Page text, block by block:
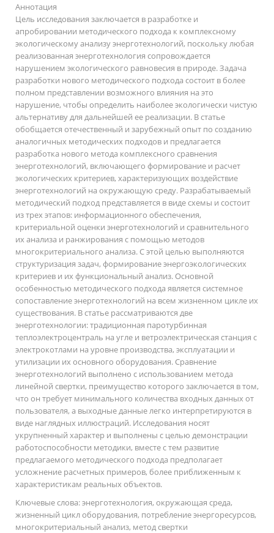
Аннотация
Цель исследования заключается в разработке и
апробировании методического подхода к комплексному
экологическому анализу энерготехнологий, поскольку любая
реализованная энерготехнология сопровождается
нарушением экологического равновесия в природе. Задача
разработки нового методического подхода состоит в более
полном представлении возможного влияния на это
нарушение, чтобы определить наиболее экологически чистую
альтернативу для дальнейшей ее реализации. В статье
обобщается отечественный и зарубежный опыт по созданию
аналогичных методических подходов и предлагается
разработка нового метода комплексного сравнения
энерготехнологий, включающего формирование и расчет
экологических критериев, характеризующих воздействие
энерготехнологий на окружающую среду. Разрабатываемый
методический подход представляется в виде схемы и состоит
из трех этапов: информационного обеспечения,
критериальной оценки энерготехнологий и сравнительного
их анализа и ранжирования с помощью методов
многокритериального анализа. С этой целью выполняются
структуризация задач, формирование энергоэкологических
критериев и их функциональный анализ. Основной
особенностью методического подхода является системное
сопоставление энерготехнологий на всем жизненном цикле их
существования. В статье рассматриваются две
энерготехнологии: традиционная паротурбинная
теплоэлектроцентраль на угле и ветроэлектрическая станция с
электрокотлами на уровне производства, эксплуатации и
утилизации их основного оборудования. Сравнение
энерготехнологий выполнено с использованием метода
линейной свертки, преимущество которого заключается в том,
что он требует минимального количества входных данных от
пользователя, а выходные данные легко интерпретируются в
виде наглядных иллюстраций. Исследования носят
укрупненный характер и выполнены с целью демонстрации
работоспособности методики, вместе с тем развитие
предлагаемого методического подхода предполагает
усложнение расчетных примеров, более приближенным к
характеристикам реальных объектов.
Ключевые слова:энерготехнология, окружающая среда,
жизненный цикл оборудования, потребление энергоресурсов,
многокритериальный анализ, метод свертки